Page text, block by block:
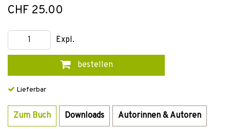
CHF 25.00
Expl.
bestellen
Lieferbar
Zum Buch Downloads Autorinnen & Autoren